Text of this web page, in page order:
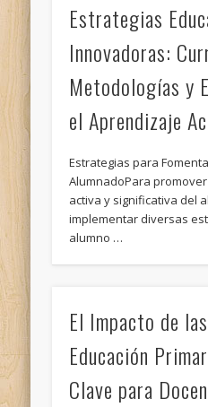
Estrategias
Innovadoras:
Metodologías y
el Aprendizaje
Estrategias para
AlumnadoPara
activa y significativa del
implementar diversas
alumno …
El Impacto de
Educación
Clave para